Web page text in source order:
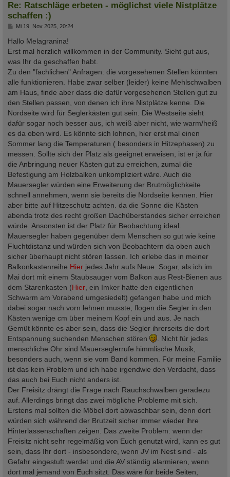
Re: Ratschläge erbeten - möglichst viele Nistplätze
schaffen :)
B
i
r
g
Mi 19. Nov 2025, 20:24
Hallo Melagranina!
Erst mal herzlich willkommen in der Community. Sieht gut aus,
was Ihr da geschaffen habt.
Zu den "fachlichen" Anfragen: die vorgesehenen Stellen könnten
alle funktionieren. Habe zwar selber (leider) keine Mehlschwalben
am Haus, finde aber dass die dafür vorgesehenen Stellen gut zu
den Stellen passen, von denen ich ihre Nistplätze kenne. Die
Nordseite wird für Seglerkästen gut sein. Die Westseite sieht
dafür sogar noch besser aus, ich weiß aber nicht, wie warm/heiß
es da oben wird. Es könnte sich lohnen, hier erst mal einen
Sommer lang die Temperaturen ( besonders in Hitzephasen) zu
messen. Sollte sich der Platz als geeignet erweisen, ist er ja für
die Anbringung neuer Kästen gut zu erreichen, zumal die
Befestigung am Holzbalken unkompliziert wäre. Auch die
Mauersegler würden eine Erweiterung der Brutmöglichkeite
schnell annehmen, wenn sie bereits die Nordseite kennen. Hier
aber bitte auf Hitzeschutz achten. da die Sonne die Kästen
abenda trotz des recht großen Dachüberstandes sicher erreichen
würde. Ansonsten ist der Platz für Beobachtung ideal.
Mauersegler haben gegenüber dem Menschen so gut wie keine
Fluchtdistanz und würden sich von Beobachtern da oben auch
sicher überhaupt nicht stören lassen. Ich erlebe das in meiner
Balkonkastenreihe Hier jedes Jahr aufs Neue. Sogar, als ich im
Mai dort mit einem Staubsauger vom Balkon aus Rest-Bienen aus
dem Starenkasten (Hier , ein Imker hatte den eigentlichen
Schwarm am Vorabend umgesiedelt) gefangen habe und mich
dabei sogar nach vorn lehnen musste, flogen die Segler in den
Kästen wenige cm über meinem Kopf ein und aus. Je nach
Gemüt könnte es aber sein, dass die Segler ihrerseits die dort
Entspannung suchenden Menschen stören
. Nicht für jedes
menschliche Ohr sind Mauerseglerrufe himmlische Musik,
besonders auch, wenn sie vom Band kommen. Für meine Familie
ist das kein Problem und ich habe irgendwie den Verdacht, dass
das auch bei Euch nicht anders ist.
Der Freisitz drängt die Frage nach Rauchschwalben geradezu
auf. Allerdings bringt das zwei mögliche Probleme mit sich.
Erstens mal sollten die Möbel dort abwaschbar sein, denn dort
würden sich während der Brutzeit sicher immer wieder ihre
Hinterlassenschaften zeigen. Das zweite Problem: wenn der
Freisitz nicht sehr regelmäßig von Euch genutzt wird, kann es gut
sein, dass Ihr dort - insbesondere, wenn JV im Nest sind - als
Gefahr eingestuft werdet und die AV ständig alarmieren, wenn
dort mal jemand von Euch sitzt. Das wäre für beide Seiten,